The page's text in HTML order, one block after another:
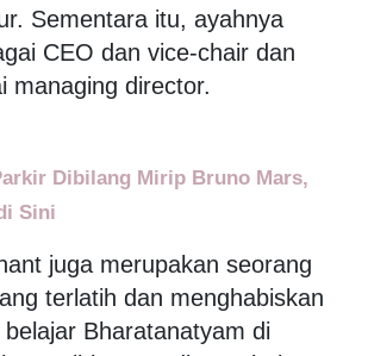
Sementara itu, ayahnya
CEO dan vice-chair dan
managing director.
Dibilang Mirip Bruno Mars,
Sini
juga merupakan seorang
terlatih dan menghabiskan
Bharatanatyam di